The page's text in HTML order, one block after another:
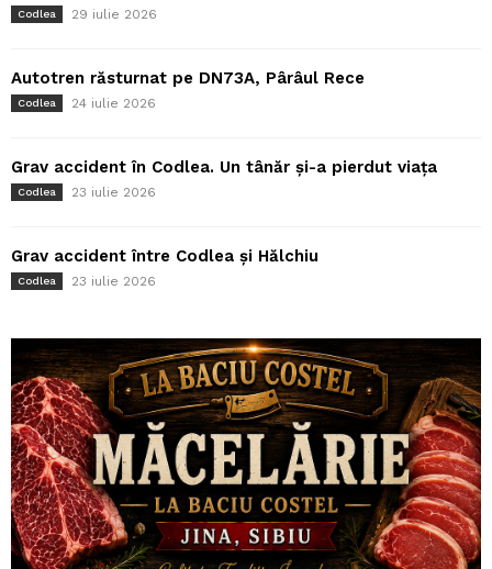
Codlea 29 iulie 2026
Autotren răsturnat pe DN73A, Pârâul Rece
Codlea 24 iulie 2026
Grav accident în Codlea. Un tânăr și-a pierdut viața
Codlea 23 iulie 2026
Grav accident între Codlea și Hălchiu
Codlea 23 iulie 2026